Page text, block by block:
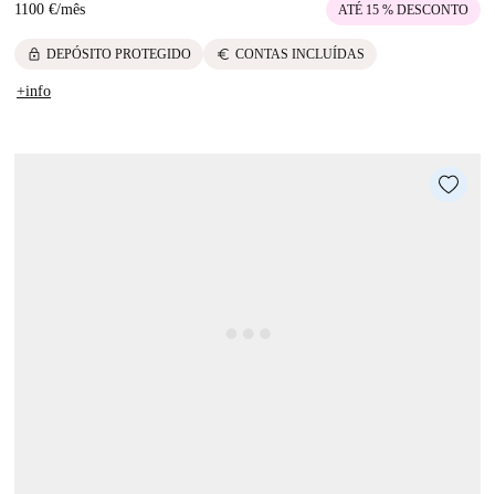
1100 €/mês ATÉ 15 % DESCONTO
lock DEPÓSITO PROTEGIDO euro CONTAS INCLUÍDAS
+info